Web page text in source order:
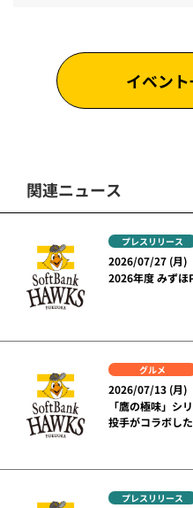
イベン
関連ニュース
プレスリリース
2026/07/27 (月)
2026年度 みずほ
グルメ
2026/07/13 (月)
「鷹の極味」シ
投手がコラボし
プレスリリース